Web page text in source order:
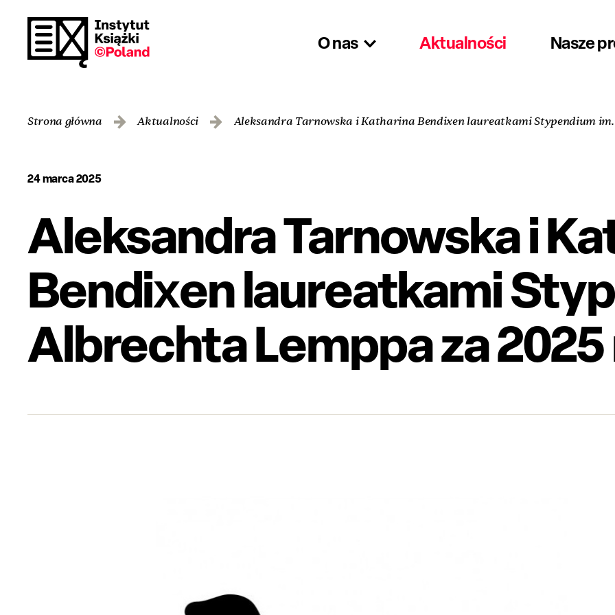
O nas Aktualności Nasze
Strona główna Aktualności Aleksandra Tarnowska i Katharina Bendixen laureatkami Stypendium
24 marca 2025
Aleksandra Tarnowska i
Bendixen laureatkami
Albrechta Lemppa za